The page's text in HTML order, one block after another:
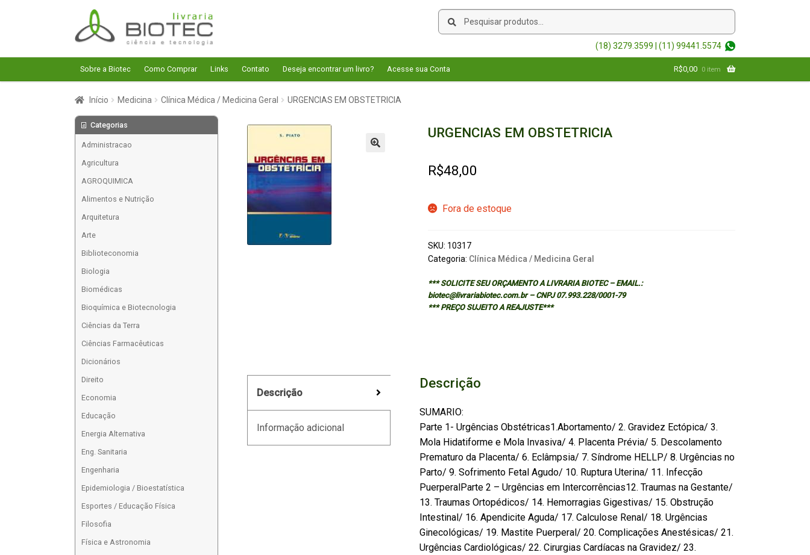
Pular
para
navegação
Pular
para
o
conteúdo
Pesquisar
Pesquisar
(18) 3279.3599 | (11) 99441.5574
Sobre a Biotec Como Comprar Links Contato Deseja encontrar um livro? Acesse sua Conta R$0,00 0 item
Início Medicina Clínica Médica / Medicina Geral URGENCIAS EM OBSTETRICIA
URGENCIAS EM OBSTETRICIA
R$48,00
Fora de estoque
SKU: 10317
Categoria: Clínica Médica / Medicina Geral
*** SOLICITE SEU ORÇAMENTO A LIVRARIA BIOTEC – EMAIL.:
biotec@livrariabiotec.com.br – CNPJ 07.993.228/0001-79
*** PREÇO SUJEITO A REAJUSTE***
Descrição
Informação adicional
Descrição
SUMARIO:
Parte 1- Urgências Obstétricas1.Abortamento/ 2. Gravidez Ectópica/ 3.
Mola Hidatiforme e Mola Invasiva/ 4. Placenta Prévia/ 5. Descolamento
Prematuro da Placenta/ 6. Eclâmpsia/ 7. Síndrome HELLP/ 8. Urgências no
Parto/ 9. Sofrimento Fetal Agudo/ 10. Ruptura Uterina/ 11. Infecção
PuerperalParte 2 – Urgências em Intercorrências12. Traumas na Gestante/
13. Traumas Ortopédicos/ 14. Hemorragias Gigestivas/ 15. Obstrução
Intestinal/ 16. Apendicite Aguda/ 17. Calculose Renal/ 18. Urgências
Ginecológicas/ 19. Mastite Puerperal/ 20. Complicações Anestésicas/ 21.
Urgências Cardiológicas/ 22. Cirurgias Cardíacas na Gravidez/ 23.
Categorias
Administracao
Agricultura
AGROQUIMICA
Alimentos e Nutrição
Arquitetura
Arte
Biblioteconomia
Biologia
Biomédicas
Bioquímica e Biotecnologia
Ciências da Terra
Ciências Farmacêuticas
Dicionários
Direito
Economia
Educação
Energia Alternativa
Eng. Sanitaria
Engenharia
Epidemiologia / Bioestatística
Esportes / Educação Física
Filosofia
Física e Astronomia